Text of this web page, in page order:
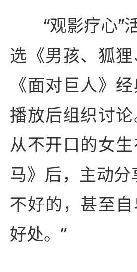
“观影疗心”
选《男孩、狐
《面对巨人》
播放后组织讨
从不开口的女
马》后，主动
不好的，甚至
好处。”